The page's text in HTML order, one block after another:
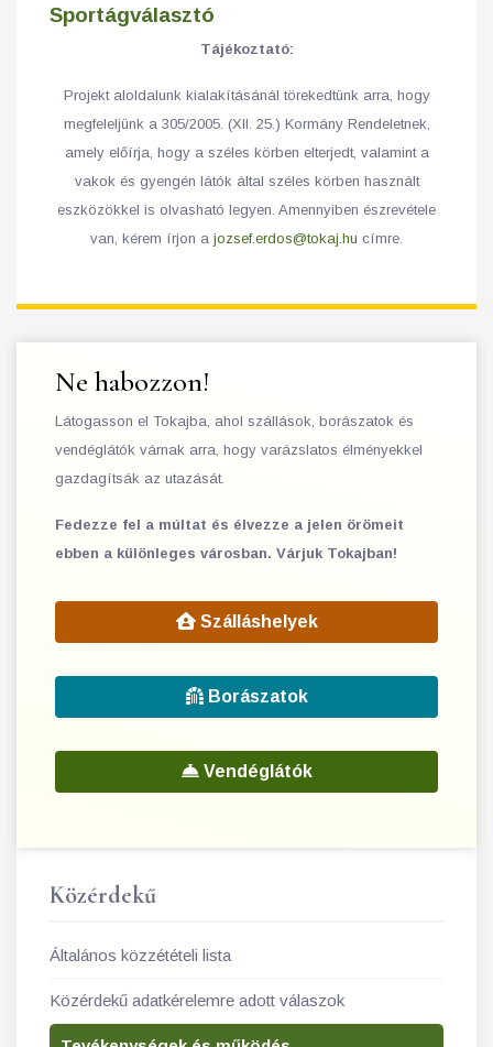
Sportágválasztó
Tájékoztató:
Projekt aloldalunk kialakításánál törekedtünk arra, hogy
megfeleljünk a 305/2005. (XII. 25.) Kormány Rendeletnek,
amely előírja, hogy a széles körben elterjedt, valamint a
vakok és gyengén látók által széles körben használt
eszközökkel is olvasható legyen. Amennyiben észrevétele
van, kérem írjon a jozsef.erdos@tokaj.hu címre.
Ne habozzon!
Látogasson el Tokajba, ahol szállások, borászatok és
vendéglátók várnak arra, hogy varázslatos élményekkel
gazdagítsák az utazását.
Fedezze fel a múltat és élvezze a jelen örömeit
ebben a különleges városban. Várjuk Tokajban!
Szálláshelyek
Borászatok
Vendéglátók
Közérdekű
Általános közzétételi lista
Közérdekű adatkérelemre adott válaszok